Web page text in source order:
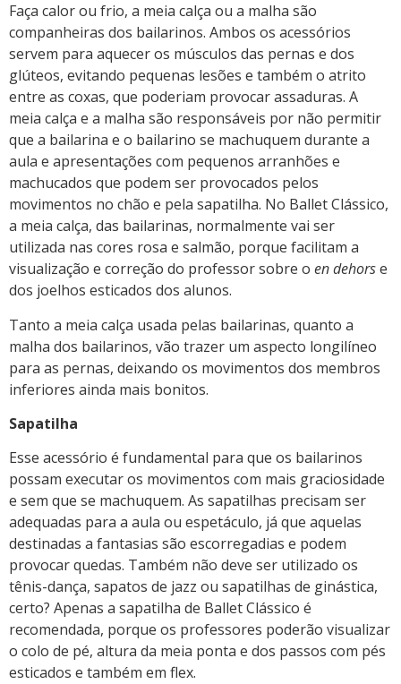
Faça calor ou frio, a meia calça ou a malha são
companheiras dos bailarinos. Ambos os acessórios
servem para aquecer os músculos das pernas e dos
glúteos, evitando pequenas lesões e também o atrito
entre as coxas, que poderiam provocar assaduras. A
meia calça e a malha são responsáveis por não permitir
que a bailarina e o bailarino se machuquem durante a
aula e apresentações com pequenos arranhões e
machucados que podem ser provocados pelos
movimentos no chão e pela sapatilha. No Ballet Clássico,
a meia calça, das bailarinas, normalmente vai ser
utilizada nas cores rosa e salmão, porque facilitam a
visualização e correção do professor sobre o en dehorse
dos joelhos esticados dos alunos.
Tanto a meia calça usada pelas bailarinas, quanto a
malha dos bailarinos, vão trazer um aspecto longilíneo
para as pernas, deixando os movimentos dos membros
inferiores ainda mais bonitos.
Sapatilha
Esse acessório é fundamental para que os bailarinos
possam executar os movimentos com mais graciosidade
e sem que se machuquem. As sapatilhas precisam ser
adequadas para a aula ou espetáculo, já que aquelas
destinadas a fantasias são escorregadias e podem
provocar quedas. Também não deve ser utilizado os
tênis-dança, sapatos de jazz ou sapatilhas de ginástica,
certo? Apenas a sapatilha de Ballet Clássico é
recomendada, porque os professores poderão visualizar
o colo de pé, altura da meia ponta e dos passos com pés
esticados e também em flex.